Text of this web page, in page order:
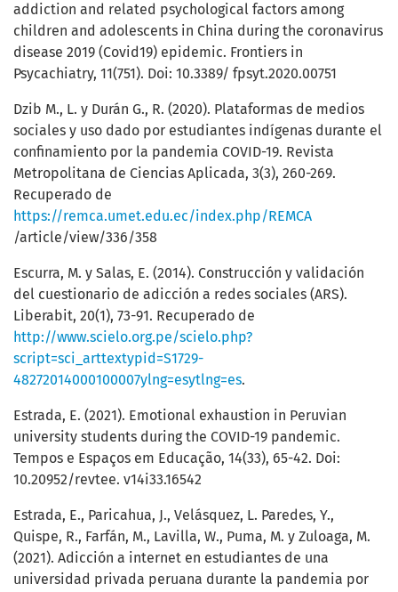
addiction and related psychological factors among
children and adolescents in China during the coronavirus
disease 2019 (Covid19) epidemic. Frontiers in
Psycachiatry, 11(751). Doi: 10.3389/ fpsyt.2020.00751
Dzib M., L. y Durán G., R. (2020). Plataformas de medios
sociales y uso dado por estudiantes indígenas durante el
confinamiento por la pandemia COVID-19. Revista
Metropolitana de Ciencias Aplicada, 3(3), 260-269.
Recuperado de
https://remca.umet.edu.ec/index.php/REMCA
/article/view/336/358
Escurra, M. y Salas, E. (2014). Construcción y validación
del cuestionario de adicción a redes sociales (ARS).
Liberabit, 20(1), 73-91. Recuperado de
http://www.scielo.org.pe/scielo.php?
script=sci_arttextypid=S1729-
48272014000100007ylng=esytlng=es.
Estrada, E. (2021). Emotional exhaustion in Peruvian
university students during the COVID-19 pandemic.
Tempos e Espaços em Educação, 14(33), 65-42. Doi:
10.20952/revtee. v14i33.16542
Estrada, E., Paricahua, J., Velásquez, L. Paredes, Y.,
Quispe, R., Farfán, M., Lavilla, W., Puma, M. y Zuloaga, M.
(2021). Adicción a internet en estudiantes de una
universidad privada peruana durante la pandemia por